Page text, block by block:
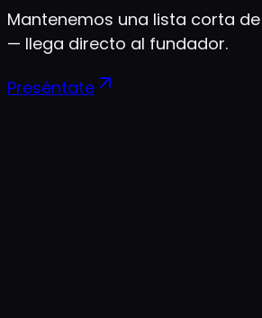
Mantenemos una lista corta
— llega directo al fundador.
Preséntate